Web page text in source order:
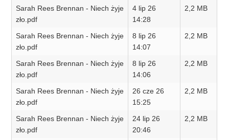
Sarah Rees Brennan - Niech żyje
zło.pdf
4 lip 26
14:28
2,2 MB
Sarah Rees Brennan - Niech żyje
zło.pdf
8 lip 26
14:07
2,2 MB
Sarah Rees Brennan - Niech żyje
zło.pdf
8 lip 26
14:06
2,2 MB
Sarah Rees Brennan - Niech żyje
zło.pdf
26 cze 26
15:25
2,2 MB
Sarah Rees Brennan - Niech żyje
zło.pdf
24 lip 26
20:46
2,2 MB